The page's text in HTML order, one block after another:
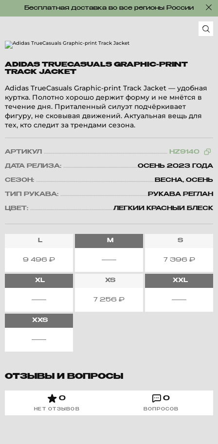
Бесплатная доставка во все регионы России
ADIDAS TRUECASUALS GRAPHIC-PRINT
TRACK JACKET
Adidas TrueCasuals Graphic-print Track Jacket — удобная
куртка. Полотно хорошо держит форму и не мнётся в
течение дня. Приталенный силуэт подчёркивает
фигуру, не сковывая движений. Актуальная вещь для
тех, кто следит за трендами сезона.
АРТИКУЛ HZ9140
ДАТА РЕЛИЗА: ОСЕНЬ 2023 ГОДА
СЕЗОН: ВЕСНА, ОСЕНЬ
ТИП РУКАВА: РУКАВА РЕГЛАН
ЦВЕТ: ЛЕГКИЙ КРАСНЫЙ БЛЕСК
L
9 496 ₽
M S
7 396 ₽
XL XS
7 256 ₽
XXL
XXS
ОТЗЫВЫ И ВОПРОСЫ
0
НЕТ ОТЗЫВОВ
0
ВОПРОСОВ